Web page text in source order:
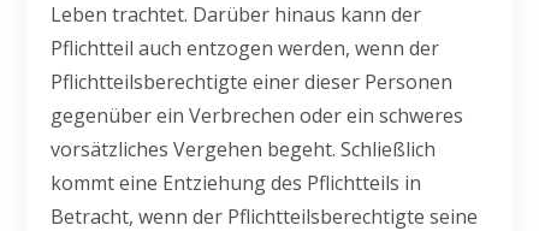
Leben trachtet. Darüber hinaus kann der
Pflichtteil auch entzogen werden, wenn der
Pflichtteilsberechtigte einer dieser Personen
gegenüber ein Verbrechen oder ein schweres
vorsätzliches Vergehen begeht. Schließlich
kommt eine Entziehung des Pflichtteils in
Betracht, wenn der Pflichtteilsberechtigte seine